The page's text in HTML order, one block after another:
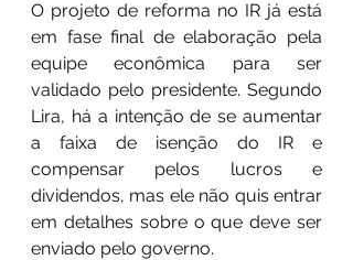
O projeto de reforma no IR já está
em fase final de elaboração pela
equipe econômica para ser
validado pelo presidente. Segundo
Lira, há a intenção de se aumentar
a faixa de isenção do IR e
compensar pelos lucros e
dividendos, mas ele não quis entrar
em detalhes sobre o que deve ser
enviado pelo governo.